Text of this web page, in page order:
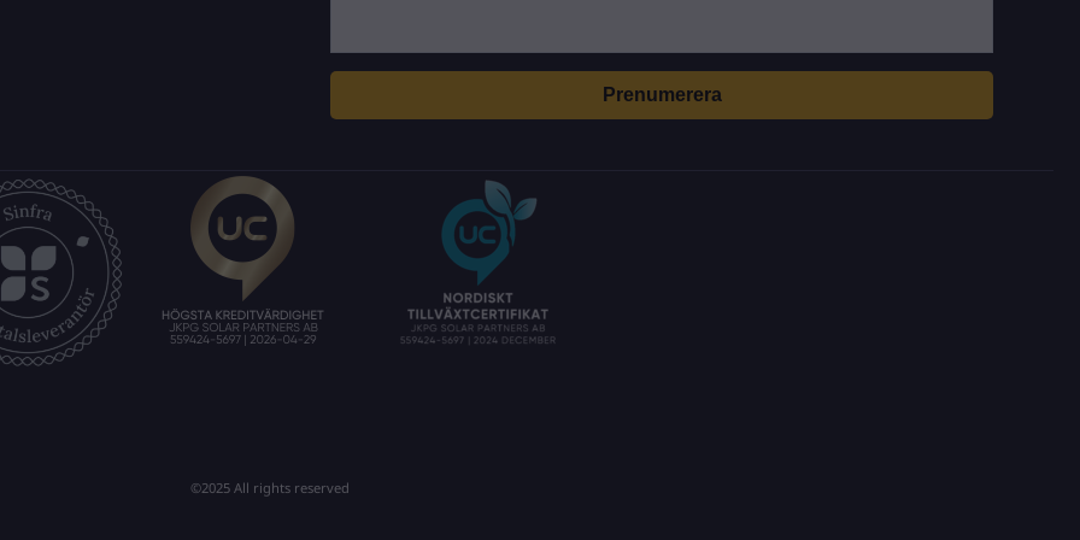
©2025 All rights reserved